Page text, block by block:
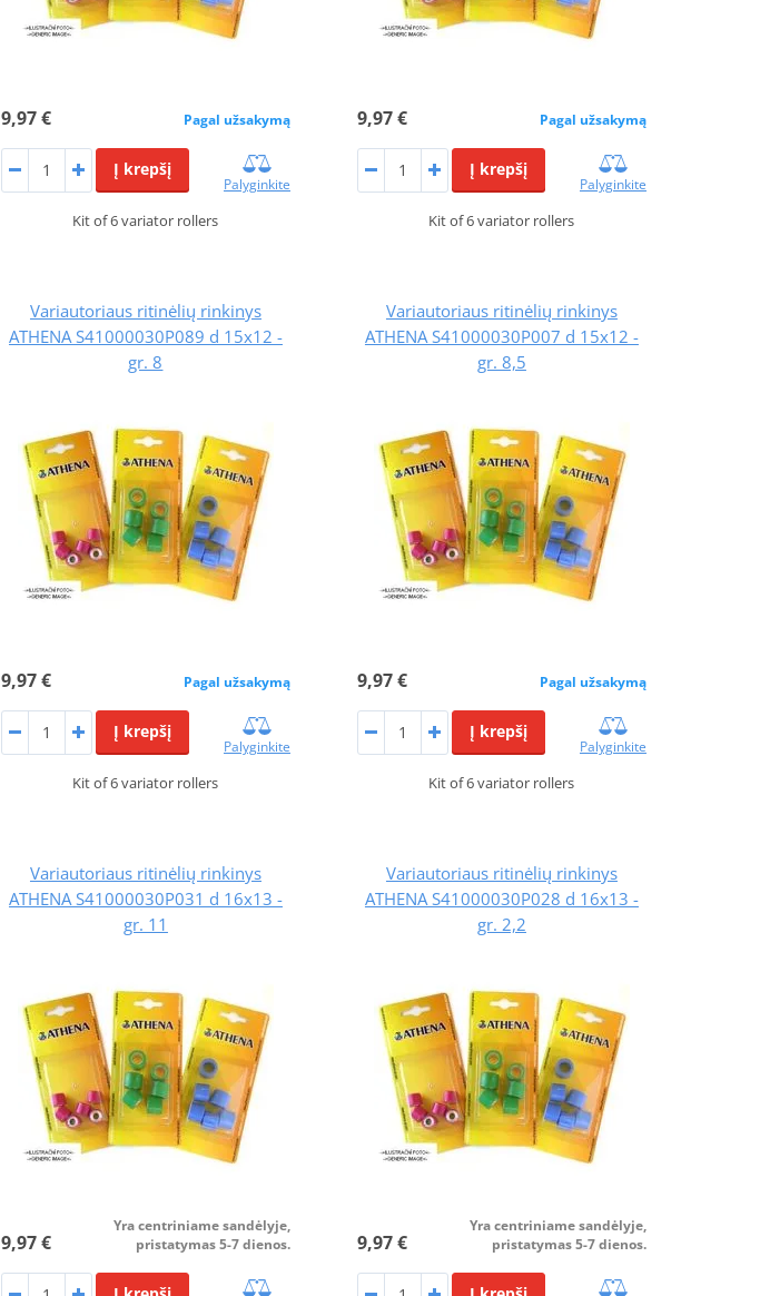
9,97 € Pagal užsakymą
Į krepšį
Palyginkite
Kit of 6 variator rollers
9,97 € Pagal užsakymą
Į krepšį
Palyginkite
Kit of 6 variator rollers
Variautoriaus ritinėlių rinkinys
ATHENA S41000030P089 d 15x12 -
gr. 8
9,97 € Pagal užsakymą
Į krepšį
Palyginkite
Kit of 6 variator rollers
Variautoriaus ritinėlių rinkinys
ATHENA S41000030P007 d 15x12 -
gr. 8,5
9,97 € Pagal užsakymą
Į krepšį
Palyginkite
Kit of 6 variator rollers
Variautoriaus ritinėlių rinkinys
ATHENA S41000030P031 d 16x13 -
gr. 11
9,97 €
Yra centriniame sandėlyje,
pristatymas 5-7 dienos.
Variautoriaus ritinėlių rinkinys
ATHENA S41000030P028 d 16x13 -
gr. 2,2
9,97 €
Yra centriniame sandėlyje,
pristatymas 5-7 dienos.